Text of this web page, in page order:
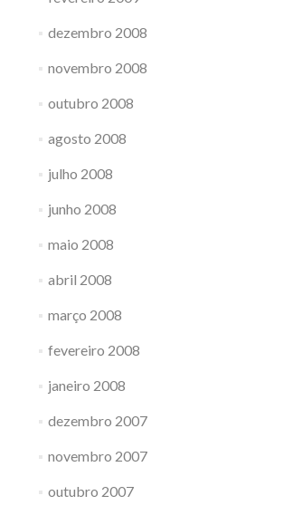
dezembro 2008
novembro 2008
outubro 2008
agosto 2008
julho 2008
junho 2008
maio 2008
abril 2008
março 2008
fevereiro 2008
janeiro 2008
dezembro 2007
novembro 2007
outubro 2007